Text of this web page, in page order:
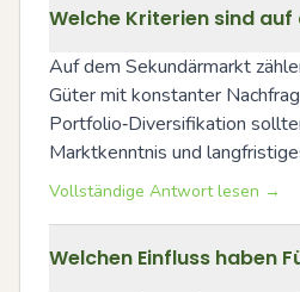
Welche Kriterien sind
Auf dem Sekundärmarkt
Güter mit konstanter
Portfolio‑Diversifikation
Marktkenntnis und
Vollständige Antwort lesen →
Welchen Einfluss haben